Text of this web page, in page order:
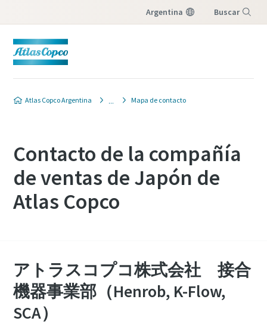
Argentina Buscar
Atlas Copco Argentina Mapa de contacto
Contacto de la compañía
de ventas de Japón de
Atlas Copco
アトラスコプコ株式会社 接合
機器事業部（Henrob, K-Flow,
SCA）